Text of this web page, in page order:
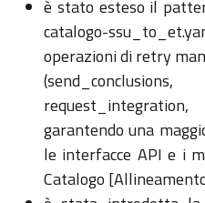
è stato esteso il
catalogo-
operazioni diretry
(send_conclusions
request_integration
garantendo una
le interfacce API e i
Catalogo